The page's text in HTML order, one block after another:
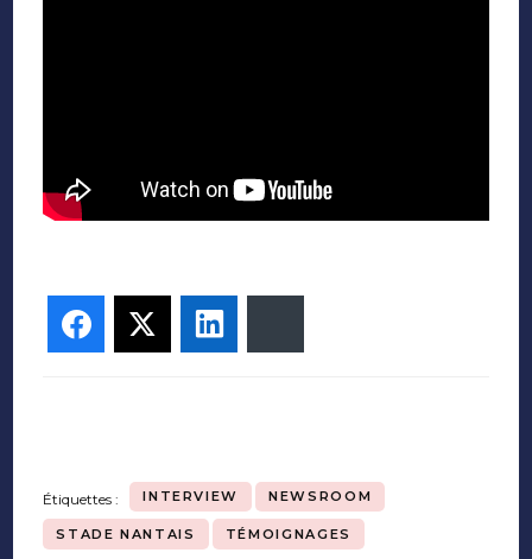
FacebookTwitter
Étiquettes : INTERVIEW NEWSROOM
STADE NANTAIS TÉMOIGNAGES